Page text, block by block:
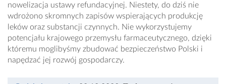
nowelizacja ustawy refundacyjnej. Niestety, do dziś nie
wdrożono skromnych zapisów wspierających produkcję
leków oraz substancji czynnych. Nie wykorzystujemy
potencjału krajowego przemysłu farmaceutycznego, dzięki
któremu moglibyśmy zbudować bezpieczeństwo Polski i
napędzać jej rozwój gospodarczy.